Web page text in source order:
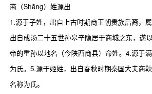
商（Shāng）姓源出
1.源于子姓，出自上古时期商王朝贵族后裔，
出自成汤二十五世孙皋辛隐居于商城之东，遂
帝的重孙以地名（今陕西商县）命姓。4.源于
为氏。5.源于姬姓，出自春秋时期秦国大夫商
名称为氏。